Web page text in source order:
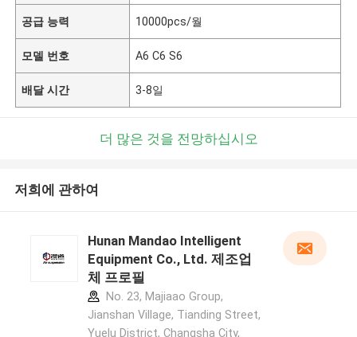
공급 능력 10000pcs/월
모델 번호 A6 C6 S6
배달 시간 3-8일
더 많은 것을 전망하십시오
저희에 관하여
Hunan Mandao Intelligent
Equipment Co., Ltd. 제조업
체 프로필
No. 23, Majiaao Group,
Jianshan Village, Tianding Street,
Yuelu District, Changsha City,